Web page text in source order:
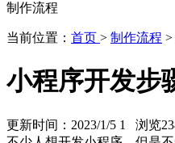
制作流程
当前位置： 首页 > 制作流程 >
小程序开发步
更新时间：2023/1/5 1 浏览